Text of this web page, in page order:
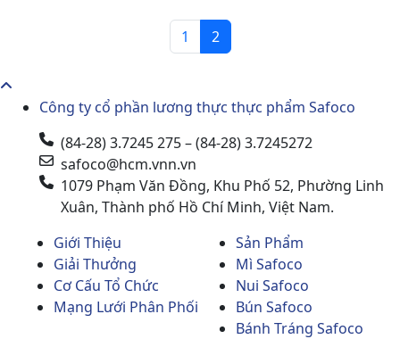
1 2
Công ty cổ phần lương thực thực phẩm Safoco
(84-28) 3.7245 275 – (84-28) 3.7245272
safoco@hcm.vnn.vn
1079 Phạm Văn Đồng, Khu Phố 52, Phường Linh
Xuân, Thành phố Hồ Chí Minh, Việt Nam.
Giới Thiệu
Giải Thưởng
Cơ Cấu Tổ Chức
Mạng Lưới Phân Phối
Sản Phẩm
Mì Safoco
Nui Safoco
Bún Safoco
Bánh Tráng Safoco